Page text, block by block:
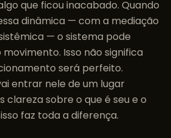
que ficou inacabado. Quando
dinâmica — com a mediação
— o sistema pode
Isso não significa
será perfeito.
entrar nele de um lugar
clareza sobre o que é seu e o
faz toda a diferença.